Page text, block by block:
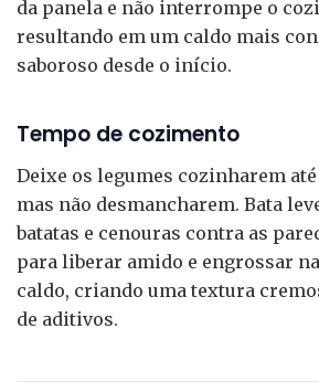
da panela e não interrompe o
resultando em um caldo mais
saboroso desde o início.
Tempo de cozimento
Deixe os legumes cozinharem
mas não desmancharem. Bata
batatas e cenouras contra as
para liberar amido e engrossar
caldo, criando uma textura
de aditivos.